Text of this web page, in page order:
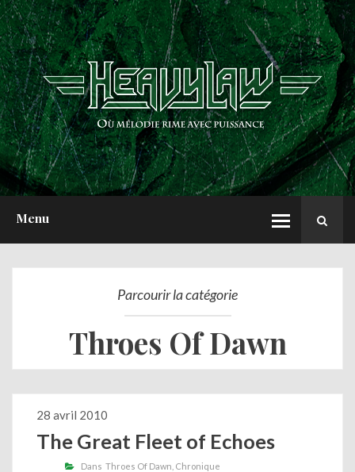
Menu
ACCUEIL
NEWS
CHRONIQUES
INTERVIEWS
REPORTS
A PROPOS
Parcourir la catégorie
Throes Of Dawn
28 avril 2010
The Great Fleet of Echoes
Dans Throes Of Dawn Chronique